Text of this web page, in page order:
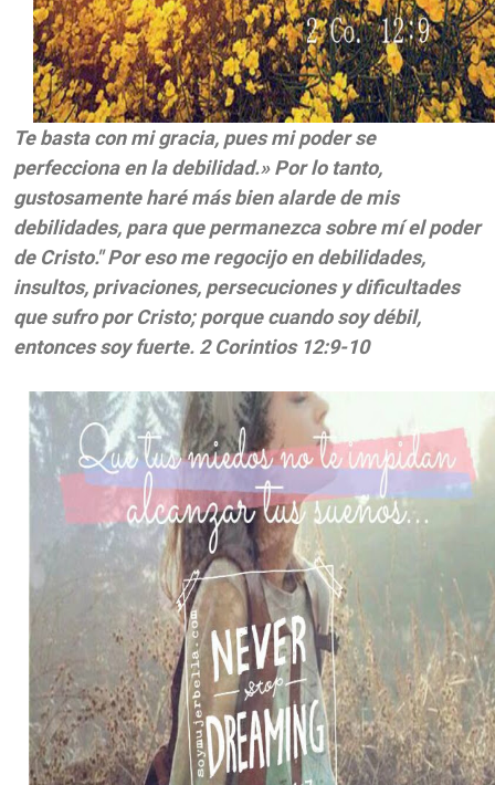
Te basta con mi gracia, pues mi poder se
perfecciona en la debilidad.» Por lo tanto,
gustosamente haré más bien alarde de mis
debilidades, para que permanezca sobre mí el poder
de Cristo."Por eso me regocijo en debilidades,
insultos, privaciones, persecuciones y dificultades
que sufro por Cristo; porque cuando soy débil,
entonces soy fuerte. 2 Corintios 12:9-10